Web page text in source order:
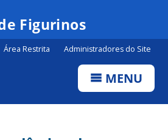
Canais
Figurinos
Área Restrita Administradores do Site
MENU